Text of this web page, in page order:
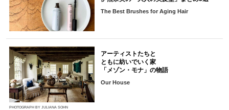
The Best Brushes for Aging Hair
PHOTOGRAPH BY JULIANA SOHN
アーティストたちと
ともに紡いでいく家
「メゾン・モナ」の物語
Our House